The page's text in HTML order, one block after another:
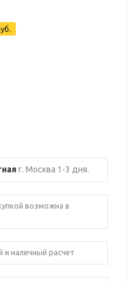
г. Москва 1-3 дня.
возможна в
и наличный расчет